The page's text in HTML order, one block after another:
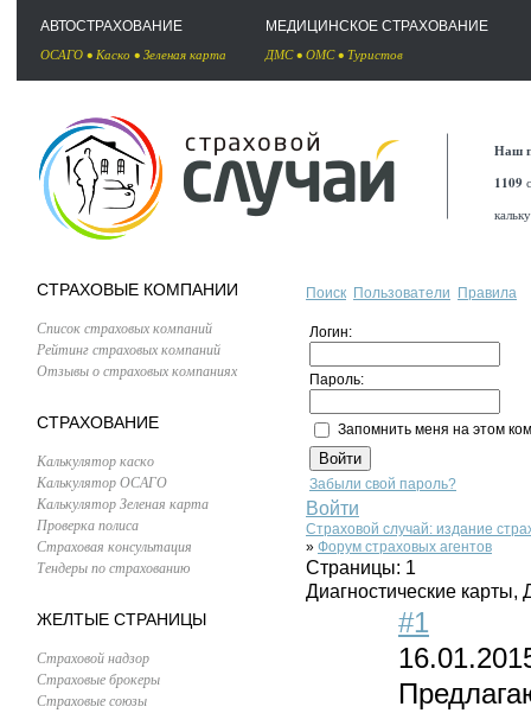
АВТОСТРАХОВАНИЕ
ОСАГО • Каско • Зеленая карта
МЕДИЦИНСКОЕ СТРАХОВАНИЕ
ДМС• ОМС• Туристов
Наш
1109
СТРАХОВЫЕ КОМПАНИИ
Список страховых компаний
Рейтинг страховых компаний
Отзывы о страховых компаниях
СТРАХОВАНИЕ
Калькулятор каско
Калькулятор ОСАГО
Калькулятор Зеленая карта
Проверка полиса
Страховая консультация
Тендеры по страхованию
ЖЕЛТЫЕ СТРАНИЦЫ
Страховой надзор
Страховые брокеры
Страховые союзы
Поиск Пользователи Правила
Логин:
Пароль:
Запомнить меня на этом
Забыли свой пароль?
Войти
Страховой случай: издание
» Форум страховых агентов
Страницы: 1
Диагностические карты,
#1